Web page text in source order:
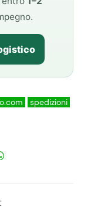
spedizioni